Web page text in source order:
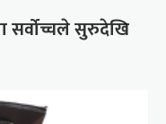
सर्वोच्चले सुरुदेखि